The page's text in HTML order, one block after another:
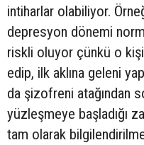
intiharlar olabiliyor.
depresyon dönemi
riskli oluyor çünkü o
edip, ilk aklına geleni
da şizofreni atağından
yüzleşmeye başladığı
tam olarak